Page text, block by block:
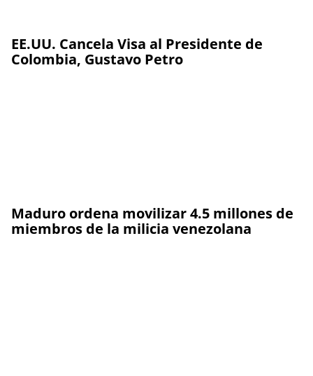
EE.UU. Cancela Visa al Presidente de
Colombia, Gustavo Petro
Maduro ordena movilizar 4.5 millones de
miembros de la milicia venezolana